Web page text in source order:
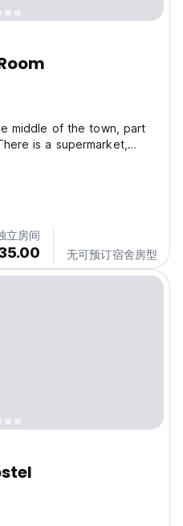
middle of the town, part
is a supermarket,
It's just a 10 minutes walk
15 minutes walk to the
立房间
无可预订宿舍房型